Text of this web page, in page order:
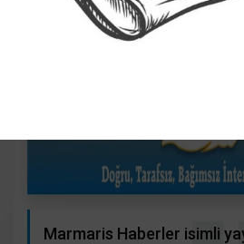
Marmaris Haberler isimli